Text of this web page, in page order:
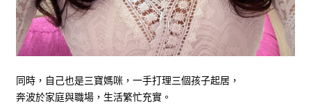
同時，自己也是三寶媽咪，一手打理三個孩子起居，
奔波於家庭與職場，生活繁忙充實。